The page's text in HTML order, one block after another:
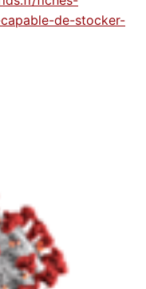
de-stocker-